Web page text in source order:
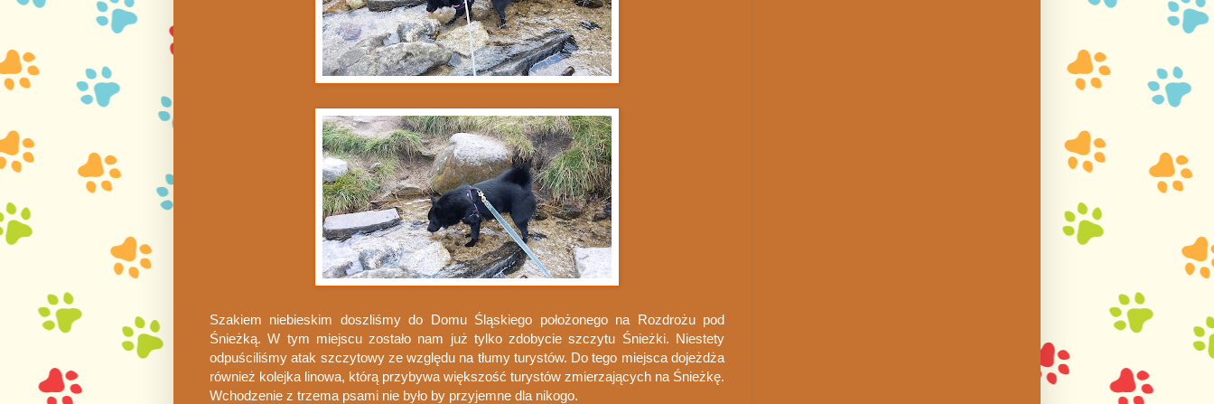
Szakiem niebieskim doszliśmy do Domu Śląskiego położonego na Rozdrożu pod
Śnieżką. W tym miejscu zostało nam już tylko zdobycie szczytu Śnieżki. Niestety
odpuściliśmy atak szczytowy ze względu na tłumy turystów. Do tego miejsca dojeżdża
również kolejka linowa, którą przybywa większość turystów zmierzających na Śnieżkę.
Wchodzenie z trzema psami nie było by przyjemne dla nikogo.